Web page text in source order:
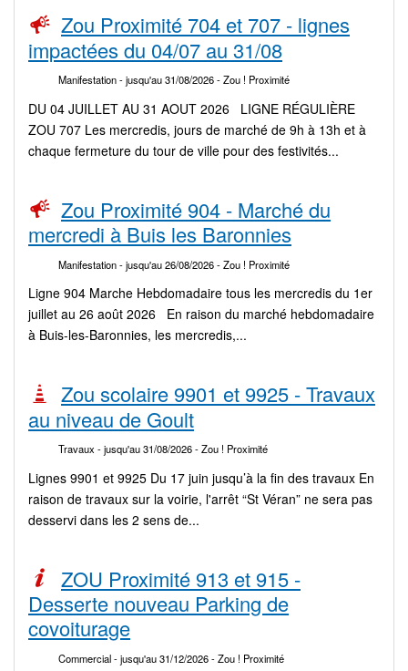
Zou Proximité 704 et 707 - lignes
impactées du 04/07 au 31/08
Manifestation- jusqu'au 31/08/2026- Zou ! Proximité
DU 04 JUILLET AU 31 AOUT 2026 LIGNE RÉGULIÈRE
ZOU 707 Les mercredis, jours de marché de 9h à 13h et à
chaque fermeture du tour de ville pour des festivités...
Zou Proximité 904 - Marché du
mercredi à Buis les Baronnies
Manifestation- jusqu'au 26/08/2026- Zou ! Proximité
Ligne 904 Marche Hebdomadaire tous les mercredis du 1er
juillet au 26 août 2026 En raison du marché hebdomadaire
à Buis-les-Baronnies, les mercredis,...
Zou scolaire 9901 et 9925 - Travaux
au niveau de Goult
Travaux - jusqu'au 31/08/2026- Zou ! Proximité
Lignes 9901 et 9925 Du 17 juin jusqu’à la fin des travaux En
raison de travaux sur la voirie, l'arrêt “St Véran” ne sera pas
desservi dans les 2 sens de...
ZOU Proximité 913 et 915 -
Desserte nouveau Parking de
covoiturage
Commercial- jusqu'au 31/12/2026- Zou ! Proximité